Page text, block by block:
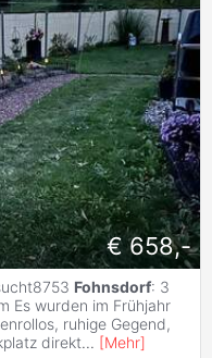
€ 658,-
Fohnsdorf: 3
Es wurden im Frühjahr
ruhige Gegend,
direkt... [Mehr]